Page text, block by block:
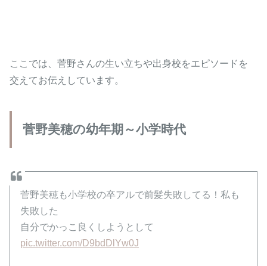
ここでは、菅野さんの生い立ちや出身校をエピソードを
交えてお伝えしています。
菅野美穂の幼年期～小学時代
菅野美穂も小学校の卒アルで前髪失敗してる！私も
失敗した
自分でかっこ良くしようとして
pic.twitter.com/D9bdDlYw0J